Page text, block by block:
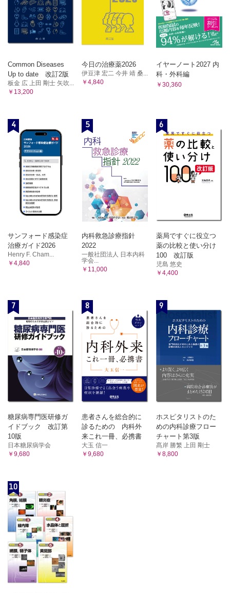
Common Diseases
Up to date 改訂2版
板金 広 上田 剛士 矢吹...
￥13,200
今日の治療薬2026
伊豆津 宏二 今井 靖 桑...
￥4,840
イヤーノート2027 内
科・外科編
￥30,360
4
サンフォード感染症
治療ガイド2026
Henry F. Cham...
￥4,840
5
内科救急診療指針
2022
一般社団法人 日本内科
学会...
￥11,000
6
薬局ですぐに役立つ
薬の比較と使い分け
100 改訂版
児島 悠史
￥4,400
7
糖尿病専門医研修ガ
イドブック 改訂第
10版
日本糖尿病学会
￥9,680
8
患者さんを総合的に
診るための 内科外
来これ一冊、必携書
大玉 信一
￥9,680
9
ホスピタリストのた
めの内科診療フロー
チャート第3版
髙岸 勝繁 上田 剛士
￥8,800
10